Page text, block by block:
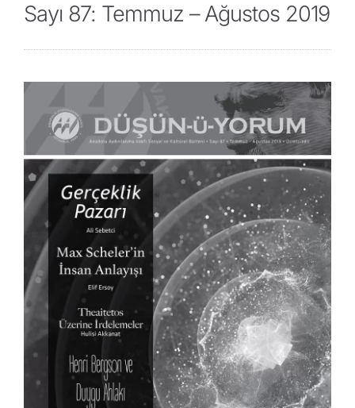
Sayı 87: Temmuz – Ağustos 2019